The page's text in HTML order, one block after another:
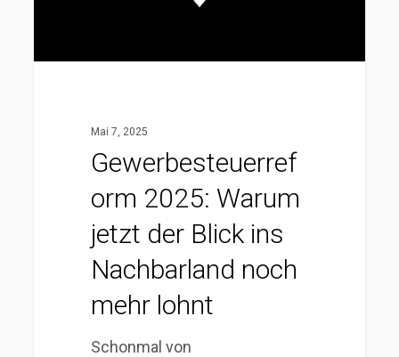
noch
Mai 7, 2025
Gewerbesteuerref
orm 2025: Warum
jetzt der Blick ins
Nachbarland noch
mehr lohnt
Schonmal von